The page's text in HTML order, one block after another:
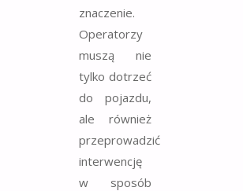
znaczenie.
Operatorzy
muszą nie
tylko dotrzeć
do pojazdu,
ale również
przeprowadzić
interwencję
w sposób